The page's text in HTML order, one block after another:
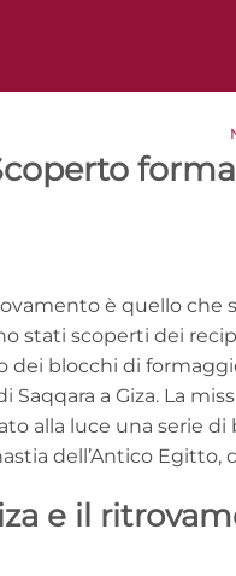
è quello
stati scoperti dei
dei blocchi di
Saqqara a Giza. La
alla luce una serie
dell’Antico Egitto,
e il